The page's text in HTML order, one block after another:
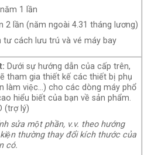
1 lần
2 lần (năm ngoài 4.31 tháng lương)
tư cách lưu trú và vé máy bay
Dưới sự hướng dẫn của cấp trên,
tham gia thiết kế các thiết bị phụ
làm việc…) cho các dòng máy phổ
hiểu biết của bạn về sản phẩm.
(trợ lý)
sửa một phần, v.v. theo hướng
thường thay đổi kích thước của
có.